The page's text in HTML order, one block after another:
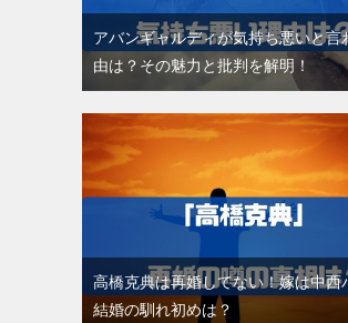
アバンギャルディが気持ち悪いと言
由は？その魅力と批判を解明！
高橋克典は再婚してない！嫁は中西
結婚の馴れ初めは？